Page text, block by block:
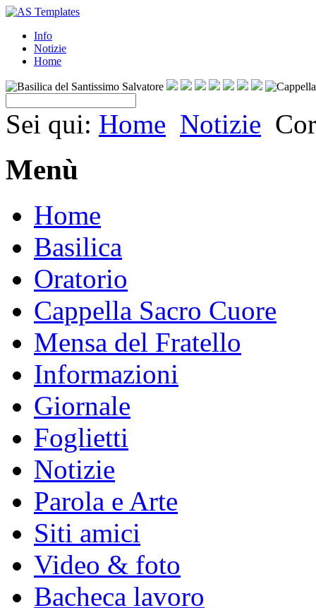
Info
Notizie
Home
Sei qui: Home Notizie
Menù
Home
Basilica
Oratorio
Cappella Sacro Cuore
Mensa del Fratello
Informazioni
Giornale
Foglietti
Notizie
Parola e Arte
Siti amici
Video & foto
Bacheca lavoro